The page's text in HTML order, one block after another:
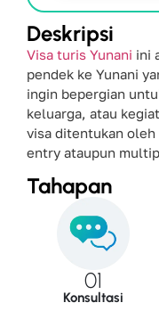
Deskripsi
Visa turis Yunani ini
pendek ke Yunani
ingin bepergian
keluarga, atau
visa ditentukan
entry ataupun
Tahapan
01
Konsultasi